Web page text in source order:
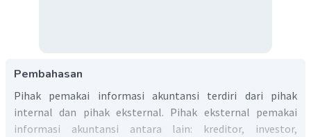
Pembahasan
Pihak pemakai informasi akuntansi terdiri dari pihak
internal dan pihak eksternal. Pihak eksternal pemakai
informasi akuntansi antara lain: kreditor, investor,